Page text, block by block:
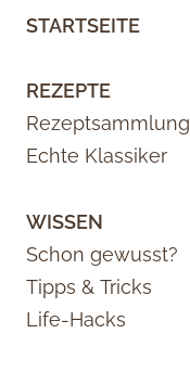
STARTSEITE
REZEPTE
Rezeptsammlung
Echte Klassiker
WISSEN
Schon gewusst?
Tipps & Tricks
Life-Hacks